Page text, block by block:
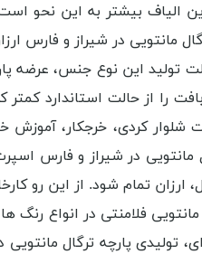
الیاف بیشتر به این نحو
مانتویی در شیراز و فارس
تولید این نوع جنس، عرضه
از حالت استاندارد کمتر
شلوار کردی، خرجکار،
در شیراز و فارس اسپرت
تمام شود. از این رو
فلامنتی در انواع
پارچه ترگال مانتویی